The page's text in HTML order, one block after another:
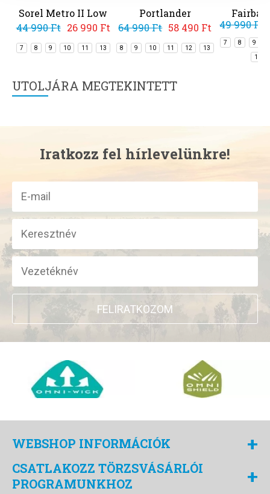
Sorel Metro II Low
WP
44 990 Ft 26 990 Ft
7 8 9 10 11 13
Portlander
64 990 Ft 58 490 Ft
8 9 10 11 12 13
49 990 Ft
7 8 9
13
UTOLJÁRA MEGTEKINTETT
Iratkozz fel hírlevelünkre!
FELIRATKOZOM
WEBSHOP INFORMÁCIÓK +
CSATLAKOZZ TÖRZSVÁSÁRLÓI
PROGRAMUNKHOZ
+